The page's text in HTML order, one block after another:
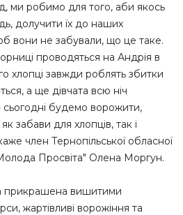
ми робимо для того, аби якось
долучити їх до наших
вони не забували, що це таке.
проводяться на Андрія в
хлопці завжди роблять збитки
а ще дівчата всю ніч
будемо ворожити,
забави для хлопців, так і
член Тернопільської обласної
Просвіта" Олена Моргун.
прикрашена вишитими
жартівливі ворожіння та